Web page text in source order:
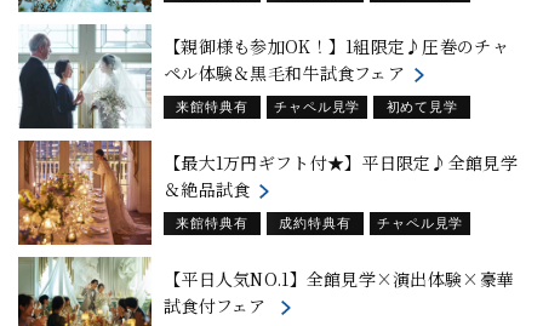
【親御様も参加OK！】1組限定♪圧巻のチャ
ペル体験＆黒毛和牛試食フェア
来館特典有 チャペル見学
初めて見学
【最大1万円ギフト付★】平日限定♪全館見学
＆絶品試食
来館特典有 成約特典有
チャペル見学
【平日人気NO.1】全館見学×演出体験×豪華
試食付フェア